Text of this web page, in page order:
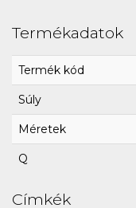
Termékadatok
Termék kód
Súly
Méretek
Q
Címkék